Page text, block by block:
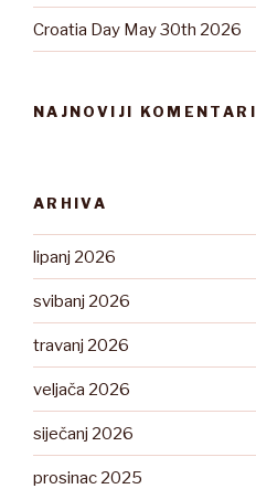
Croatia Day May 30th 2026
NAJNOVIJI KOMENTARI
ARHIVA
lipanj 2026
svibanj 2026
travanj 2026
veljača 2026
siječanj 2026
prosinac 2025